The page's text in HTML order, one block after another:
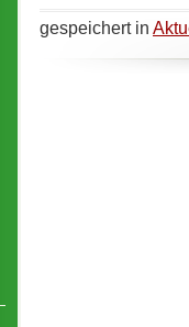
gespeichert in